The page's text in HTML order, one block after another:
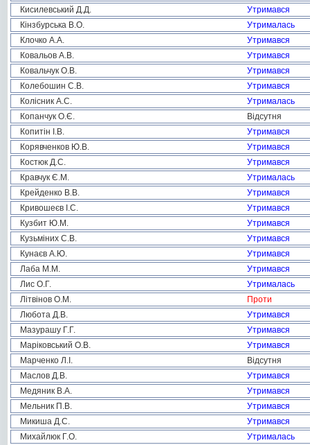
Кисилевський Д.Д.
Утримався
Кінзбурська В.О.
Утрималась
Клочко А.А.
Утримався
Ковальов А.В.
Утримався
Ковальчук О.В.
Утримався
Колебошин С.В.
Утримався
Колісник А.С.
Утрималась
Копанчук О.Є.
Відсутня
Копитін І.В.
Утримався
Корявченков Ю.В.
Утримався
Костюк Д.С.
Утримався
Кравчук Є.М.
Утрималась
Крейденко В.В.
Утримався
Кривошеєв І.С.
Утримався
Кузбит Ю.М.
Утримався
Кузьміних С.В.
Утримався
Кунаєв А.Ю.
Утримався
Лаба М.М.
Утримався
Лис О.Г.
Утрималась
Літвінов О.М.
Проти
Любота Д.В.
Утримався
Мазурашу Г.Г.
Утримався
Маріковський О.В.
Утримався
Марченко Л.І.
Відсутня
Маслов Д.В.
Утримався
Медяник В.А.
Утримався
Мельник П.В.
Утримався
Микиша Д.С.
Утримався
Михайлюк Г.О.
Утрималась